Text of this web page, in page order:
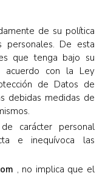
de su política
personales. De esta
que tenga bajo su
acuerdo con la Ley
de Datos de
debidas medidas de
carácter personal
e inequívoca las
, no implica que el